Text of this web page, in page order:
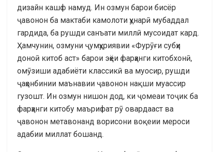
дизайн кашф намуд. Ин озмун барои бисёр
ҷавонон ба мактаби камолоти ҳунарӣ мубаддал
гардида, ба рушди санъати миллӣ мусоидат кард.
Ҳамчунин, озмуни ҷумҳуриявии «Фурӯғи субҳи
доноӣ китоб аст» барои эҳёи фарҳанги китобхонӣ,
омӯзиши адабиёти классикӣ ва муосир, рушди
ҷаҳонбинии маънавии ҷавонон нақши муассир
гузошт. Ин озмун нишон дод, ки ҷомеаи тоҷик ба
фарҳанги китобу маърифат рӯ овардааст ва
ҷавонон метавонанд ворисони воқеии мероси
адабии миллат бошанд.